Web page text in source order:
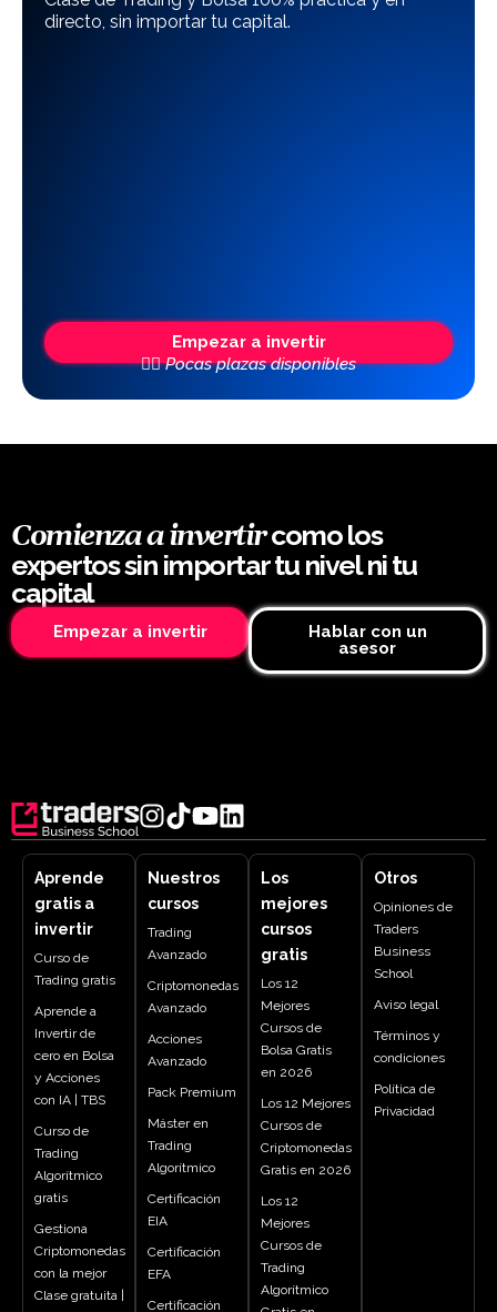
directo, sin importar tu capital.
Empezar a invertir
👆🏼 Pocas plazas disponibles
Comienza a invertircomo los
expertos sin importar tu nivel ni tu
capital
Empezar a invertir
Hablar con un
asesor
Aprende
gratis a
invertir
Curso de
Trading gratis
Aprende a
Invertir de
cero en Bolsa
y Acciones
con IA | TBS
Curso de
Trading
Algorítmico
gratis
Gestiona
Criptomonedas
con la mejor
Clase gratuita |
Nuestros
cursos
Trading
Avanzado
Criptomonedas
Avanzado
Acciones
Avanzado
Pack Premium
Máster en
Trading
Algorítmico
Certificación
EIA
Certificación
EFA
Certificación
Los
mejores
cursos
gratis
Los 12
Mejores
Cursos de
Bolsa Gratis
en 2026
Los 12 Mejores
Cursos de
Criptomonedas
Gratis en 2026
Los 12
Mejores
Cursos de
Trading
Algorítmico
Otros
Opiniones de
Traders
Business
School
Aviso legal
Términos y
condiciones
Política de
Privacidad